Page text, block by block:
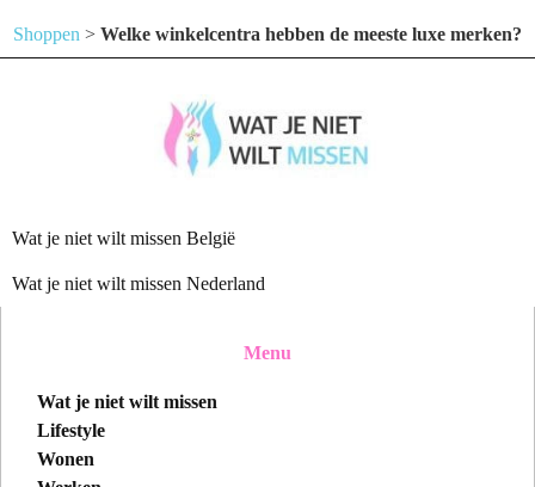
Shoppen > Welke winkelcentra hebben de meeste luxe merken?
Wat je niet wilt missen België
Wat je niet wilt missen Nederland
Menu
Wat je niet wilt missen
Lifestyle
Wonen